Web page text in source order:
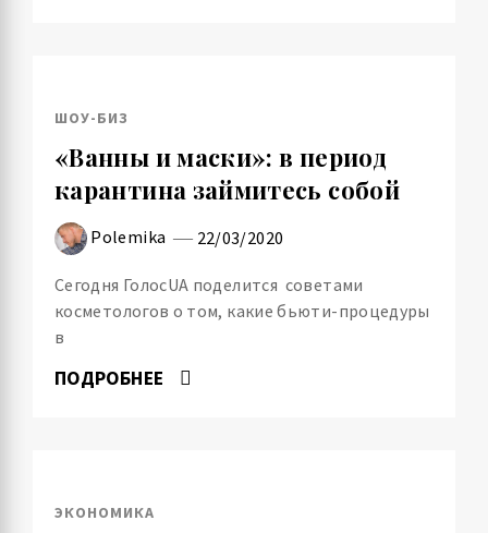
ШОУ-БИЗ
«Ванны и маски»: в период
карантина займитесь собой
Polemika 22/03/2020
Сегодня ГолосUA поделится советами
косметологов о том, какие бьюти-процедуры
в
ПОДРОБНЕЕ
ЭКОНОМИКА